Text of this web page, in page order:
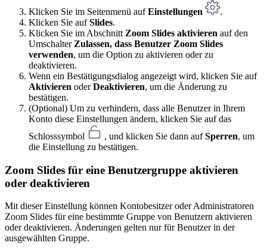
Klicken Sie im Seitenmenü aufEinstellungen
.
Klicken Sie aufSlides.
Klicken Sie im Abschnitt Zoom Slides aktivieren auf den
Umschalter Zulassen, dass Benutzer Zoom Slides
verwenden, um die Option zu aktivieren oder zu
deaktivieren.
Wenn ein Bestätigungsdialog angezeigt wird, klicken Sie auf
Aktivieren oderDeaktivieren, um die Änderung zu
bestätigen.
(Optional) Um zu verhindern, dass alle Benutzer in Ihrem
Konto diese Einstellungen ändern, klicken Sie auf das
Schlosssymbol
, und klicken Sie dann aufSperren, um
die Einstellung zu bestätigen.
Zoom Slides für eine Benutzergruppe aktivieren
oder deaktivieren
Mit dieser Einstellung können Kontobesitzer oder Administratoren
Zoom Slides für eine bestimmte Gruppe von Benutzern aktivieren
oder deaktivieren. Änderungen gelten nur für Benutzer in der
ausgewählten Gruppe.